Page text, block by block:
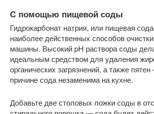
С помощью пищевой соды
Гидрокарбонат натрия, или пищевая
наиболее действенных способов
машины. Высокий pH раствора соды
идеальным средством для удаления
органических загрязнений, а также
причине сода незаменима на кухне.
Добавьте две столовых ложки соды в